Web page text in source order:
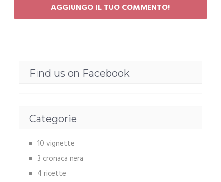
Find us on Facebook
Categorie
10 vignette
3 cronaca nera
4 ricette